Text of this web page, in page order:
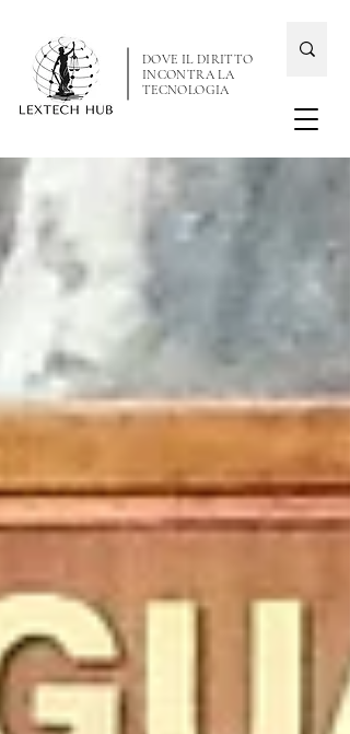
DOVE IL DIRITTO
INCONTRA LA
TECNOLOGIA